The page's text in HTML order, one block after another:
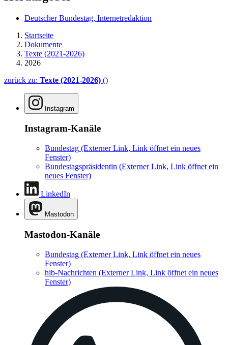
Deutscher Bundestag, Internetredaktion
Startseite
Dokumente
Texte (2021-2026)
2026
zurück zu: Texte (2021-2026) ()
Instagram
Instagram-Kanäle
Bundestag (Externer Link, Link öffnet ein neues
Fenster)
Bundestagspräsidentin (Externer Link, Link öffnet ein
neues Fenster)
LinkedIn
Mastodon
Mastodon-Kanäle
Bundestag (Externer Link, Link öffnet ein neues
Fenster)
hib-Nachrichten (Externer Link, Link öffnet ein neues
Fenster)